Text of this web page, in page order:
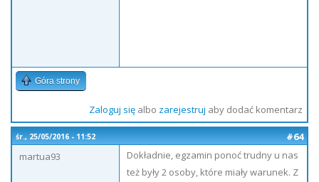
Góra strony
Zaloguj sięalbo zarejestruj aby dodać komentarz
śr., 25/05/2016 - 11:52
#64
martua93
Dokładnie, egzamin ponoć trudny u nas
też były 2 osoby, które miały warunek. Z